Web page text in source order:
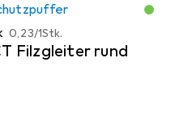
EUR
0,23/1Stk.
Filzgleiter rund